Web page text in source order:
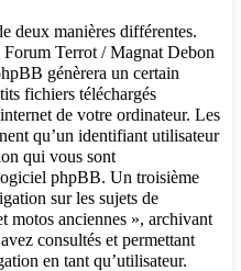
deux manières différentes.
Terrot / Magnat Debon
génèrera un certain
fichiers téléchargés
de votre ordinateur. Les
qu’un identifiant utilisateur
qui vous sont
phpBB. Un troisième
sur les sujets de
motos anciennes », archivant
consultés et permettant
en tant qu’utilisateur.